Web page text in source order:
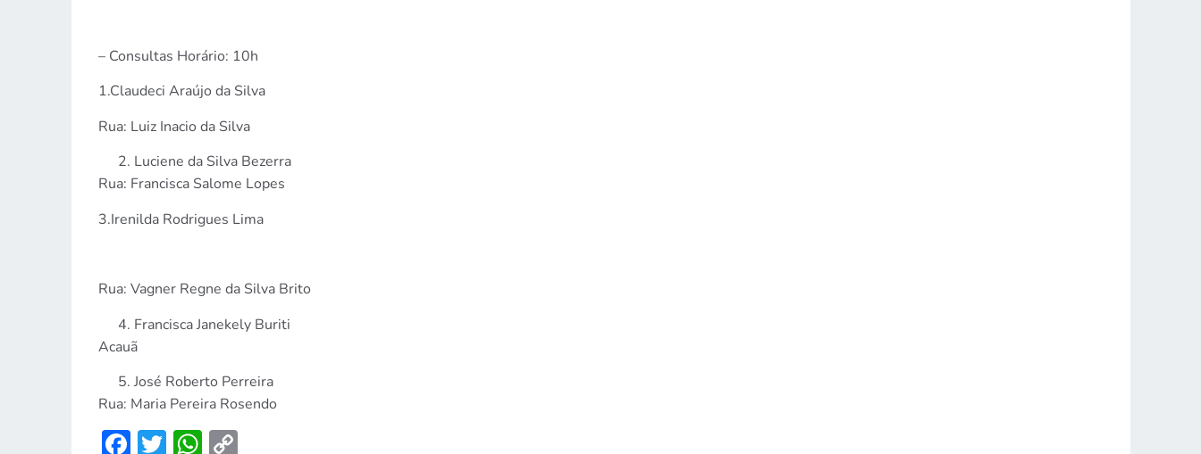
– Consultas Horário: 10h
1.Claudeci Araújo da Silva
Rua: Luiz Inacio da Silva
Luciene da Silva Bezerra
Rua: Francisca Salome Lopes
3.Irenilda Rodrigues Lima
Rua: Vagner Regne da Silva Brito
Francisca Janekely Buriti
Acauã
José Roberto Perreira
Rua: Maria Pereira Rosendo
Facebook
TwitterWhatsApp
Copy